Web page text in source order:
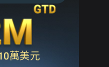
萬美元